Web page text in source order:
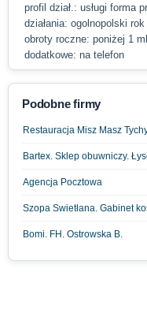
profil dział.: usługi forma
działania: ogolnopolski
obroty roczne: poniżej 1
dodatkowe: na telefon
Podobne firmy
Restauracja Misz Masz
Bartex. Sklep obuwniczy.
Agencja Pocztowa
Szopa Swietłana. Gabinet
Bomi. FH. Ostrowska B.